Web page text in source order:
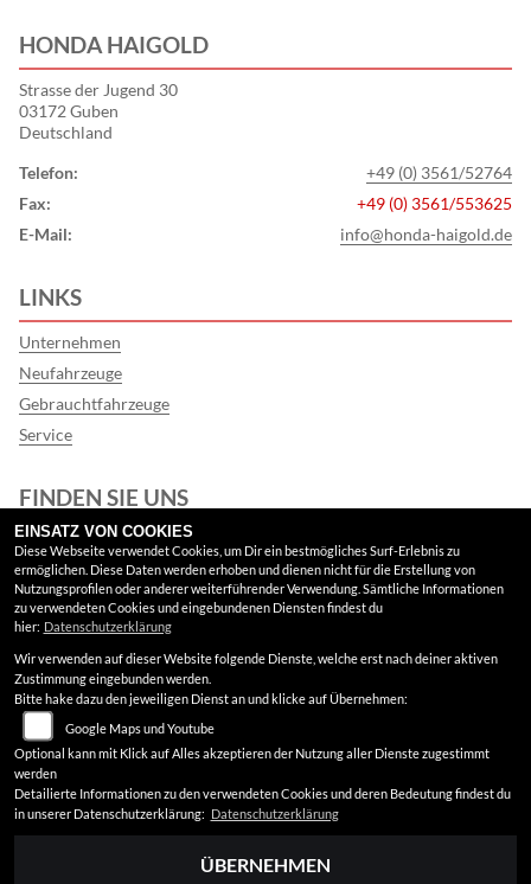
HONDA HAIGOLD
Strasse der Jugend 30
03172 Guben
Deutschland
Telefon:
+49 (0) 3561/52764
Fax:
+49 (0) 3561/553625
E-Mail:
info@honda-haigold.de
LINKS
Unternehmen
Neufahrzeuge
Gebrauchtfahrzeuge
Service
FINDEN SIE UNS
Google Maps
RECHTLICHES
AGB
Impressum
Datenschutz
Disclaimer
Barrierefreiheit
EINSATZ VON COOKIES
Diese Webseite verwendet Cookies, um Dir ein bestmögliches Surf-Erlebnis zu
ermöglichen. Diese Daten werden erhoben und dienen nicht für die Erstellung von
Nutzungsprofilen oder anderer weiterführender Verwendung. Sämtliche Informationen
zu verwendeten Cookies und eingebundenen Diensten findest du
hier: Datenschutzerklärung
Wir verwenden auf dieser Website folgende Dienste, welche erst nach deiner aktiven
Zustimmung eingebunden werden.
Bitte hake dazu den jeweiligen Dienst an und klicke auf Übernehmen:
Google Maps und Youtube
Optional kann mit Klick auf Alles akzeptieren der Nutzung aller Dienste zugestimmt
werden
Detailierte Informationen zu den verwendeten Cookies und deren Bedeutung findest du
in unserer Datenschutzerklärung: Datenschutzerklärung
ÜBERNEHMEN